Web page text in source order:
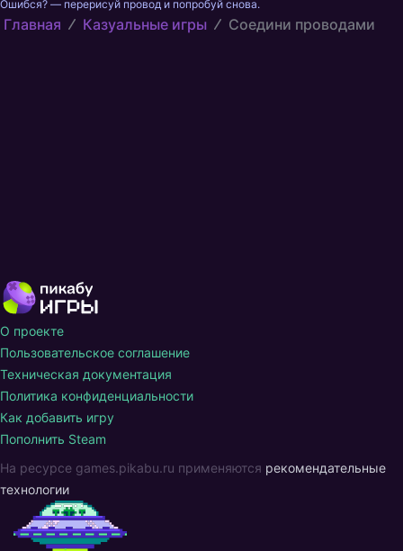
Ошибся? — перерисуй провод и попробуй снова.
Главная Казуальные игры Соедини проводами
О проекте
Пользовательское соглашение
Техническая документация
Политика конфиденциальности
Как добавить игру
Пополнить Steam
На ресурсе games.pikabu.ru применяются рекомендательные
технологии